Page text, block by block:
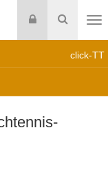
Suche
Login
click-TT